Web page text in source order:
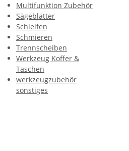
Multifunktion Zubehör
Sägeblätter
Schleifen
Schmieren
Trennscheiben
Werkzeug Koffer &
Taschen
werkzeugzubehör
sonstiges